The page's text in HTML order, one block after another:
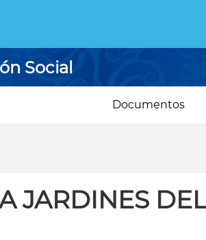
Social
Documentos
JARDINES